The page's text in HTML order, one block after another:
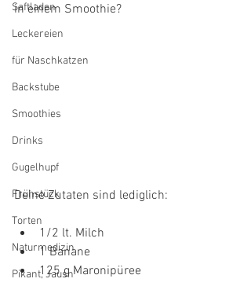
Saftladen
Leckereien
für Naschkatzen
Backstube
Smoothies
Drinks
Gugelhupf
Frühstück
Torten
Naturmedizin
Pikant, Jausn'
in einem Smoothie?
Deine Zutaten sind lediglich:
1/2 lt. Milch
1 Banane
125 g Maronipüree